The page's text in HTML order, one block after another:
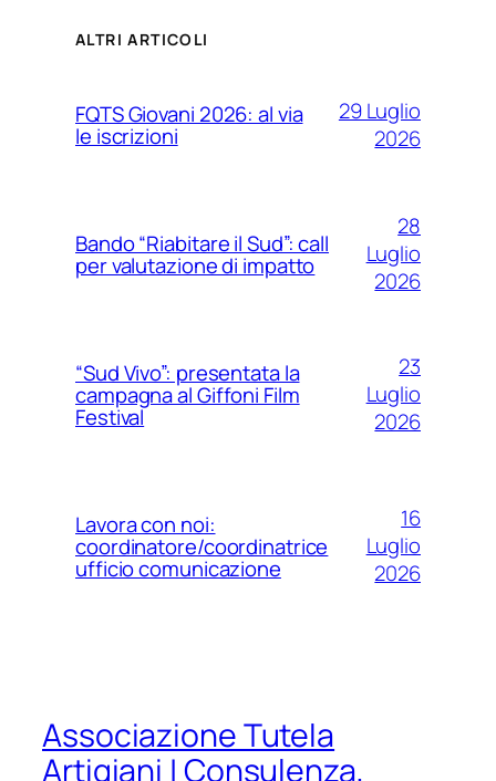
ALTRI ARTICOLI
FQTS Giovani 2026: al via
le iscrizioni
29 Luglio
2026
Bando “Riabitare il Sud”: call
per valutazione di impatto
28
Luglio
2026
“Sud Vivo”: presentata la
campagna al Giffoni Film
Festival
23
Luglio
2026
Lavora con noi:
coordinatore/coordinatrice
ufficio comunicazione
16
Luglio
2026
Associazione Tutela
Artigiani | Consulenza,